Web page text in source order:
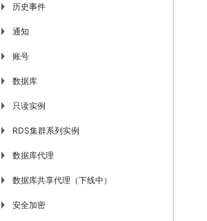
▶ 历史事件
▶ 通知
▶ 账号
▶ 数据库
▶ 只读实例
▶ RDS集群系列实例
▶ 数据库代理
▶ 数据库共享代理（下线中）
▶ 安全加密